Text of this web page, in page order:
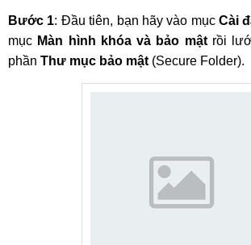
Bước 1: Đầu tiên, bạn hãy vào mụcCài
mục Màn hình khóa và bảo mậtrồi
phần Thư mục bảo mật (Secure Folder).